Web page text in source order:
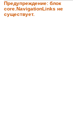
Предупреждение: блок
core.NavigationLinks не
существует.